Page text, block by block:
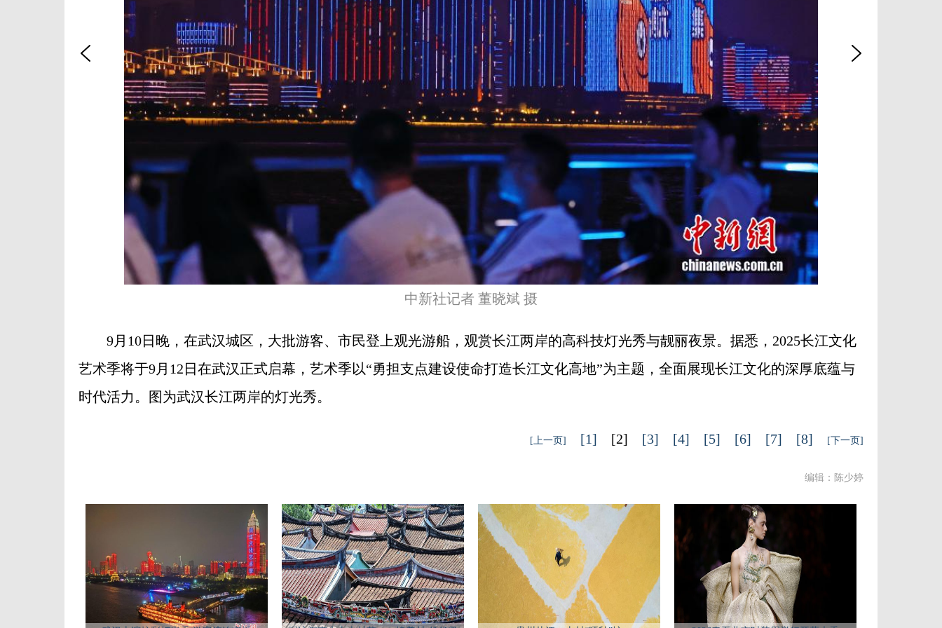
中新社记者 董晓斌 摄
9月10日晚，在武汉城区，大批游客、市民登上观光游船，观赏长江两岸的高科技灯光秀与靓丽夜景。据悉，2025长江文化
艺术季将于9月12日在武汉正式启幕，艺术季以“勇担支点建设使命打造长江文化高地”为主题，全面展现长江文化的深厚底蕴与
时代活力。图为武汉长江两岸的灯光秀。
[上一页] [1] [2] [3] [4] [5] [6] [7] [8] [下一页]
编辑：陈少婷